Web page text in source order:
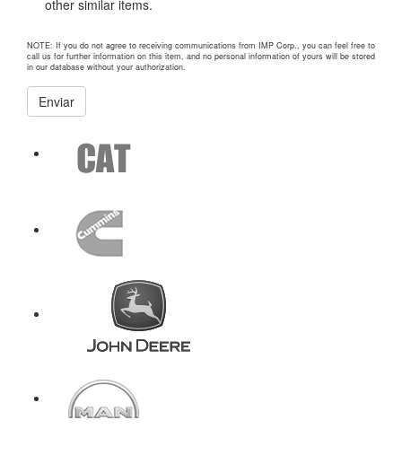
other similar items.
NOTE: If you do not agree to receiving communications from IMP Corp., you can feel free to
call us for further information on this item, and no personal information of yours will be stored
in our database without your authorization.
Enviar